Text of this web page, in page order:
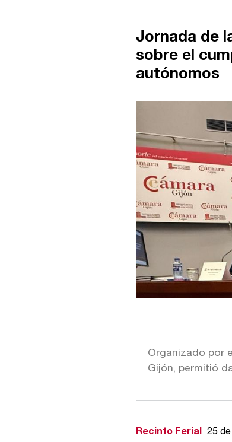
Jornada de
sobre el
autónomos
Organizado por
Gijón, permitió
Recinto Ferial 25